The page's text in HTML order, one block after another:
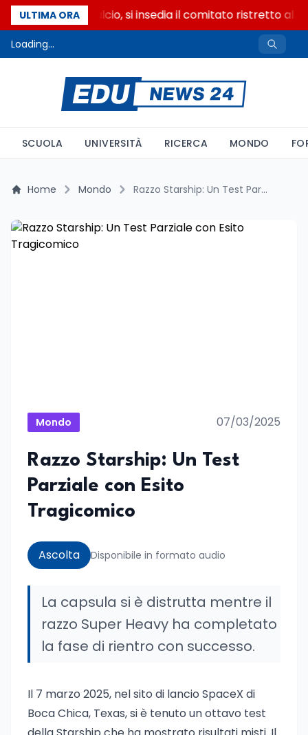
ULTIMA ORA
Riforma del calcio, si insedia il comitato ristretto al
Loading...
SCUOLA UNIVERSITÀ RICERCA MONDO
Home Mondo Razzo Starship: Un Test Parziale con Esito Tragicomico
Mondo 07/03/2025
Razzo Starship: Un Test
Parziale con Esito
Tragicomico
Ascolta Disponibile in formato audio
La capsula si è distrutta mentre il
razzo Super Heavy ha completato
la fase di rientro con successo.
Il 7 marzo 2025, nel sito di lancio SpaceX di
Boca Chica, Texas, si è tenuto un ottavo test